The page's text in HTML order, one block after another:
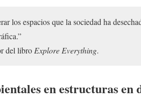
los espacios que la sociedad ha
del libro Explore Everything.
en estructuras en